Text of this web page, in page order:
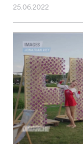
25.06.2022